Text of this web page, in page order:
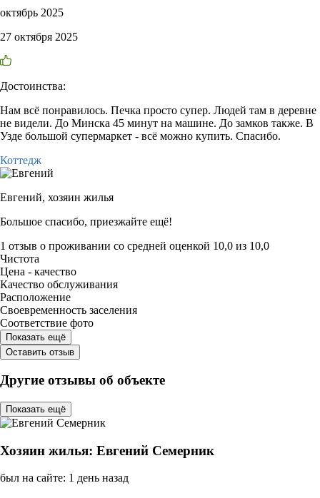
октябрь 2025
27 октября 2025
Достоинства:
Нам всё понравилось. Печка просто супер. Людей там в деревне
не видели. До Минска 45 минут на машине. До замков также. В
Узде большой супермаркет - всё можно купить. Спасибо.
Коттедж
Евгений, хозяин жилья
Большое спасибо, приезжайте ещё!
1 отзыв о проживании со средней оценкой 10,0 из 10,0
Чистота
Цена - качество
Качество обслуживания
Расположение
Своевременность заселения
Соответствие фото
Показать ещё
Оставить отзыв
Другие отзывы об объекте
Показать ещё
Хозяин жилья: Евгений Семерник
был на сайте: 1 день назад